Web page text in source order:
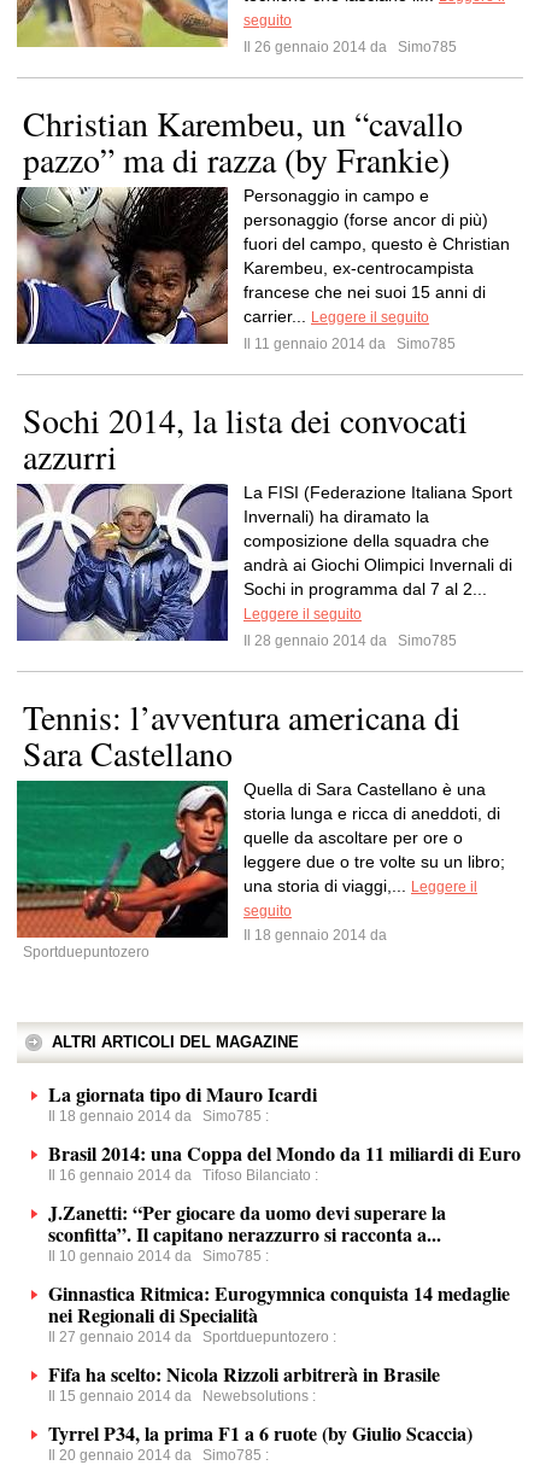
seguito
Il 26 gennaio 2014 da
Simo785
Christian Karembeu, un “cavallo
pazzo” ma di razza (by Frankie)
Personaggio in campo e
personaggio (forse ancor di più)
fuori del campo, questo è Christian
Karembeu, ex-centrocampista
francese che nei suoi 15 anni di
carrier...
Leggere il seguito
Il 11 gennaio 2014 da
Simo785
Sochi 2014, la lista dei convocati
azzurri
La FISI (Federazione Italiana Sport
Invernali) ha diramato la
composizione della squadra che
andrà ai Giochi Olimpici Invernali di
Sochi in programma dal 7 al 2...
Leggere il seguito
Il 28 gennaio 2014 da
Simo785
Tennis: l’avventura americana di
Sara Castellano
Quella di Sara Castellano è una
storia lunga e ricca di aneddoti, di
quelle da ascoltare per ore o
leggere due o tre volte su un libro;
una storia di viaggi,...
Leggere il
seguito
Il 18 gennaio 2014 da
Sportduepuntozero
ALTRI ARTICOLI DEL MAGAZINE
La giornata tipo di Mauro Icardi
Il 18 gennaio 2014 da Simo785 :
Brasil 2014: una Coppa del Mondo da 11 miliardi di Euro
Il 16 gennaio 2014 da Tifoso Bilanciato :
J.Zanetti: “Per giocare da uomo devi superare la
sconfitta”. Il capitano nerazzurro si racconta a...
Il 10 gennaio 2014 da Simo785 :
Ginnastica Ritmica: Eurogymnica conquista 14 medaglie
nei Regionali di Specialità
Il 27 gennaio 2014 da Sportduepuntozero :
Fifa ha scelto: Nicola Rizzoli arbitrerà in Brasile
Il 15 gennaio 2014 da Newebsolutions :
Tyrrel P34, la prima F1 a 6 ruote (by Giulio Scaccia)
Il 20 gennaio 2014 da Simo785 :